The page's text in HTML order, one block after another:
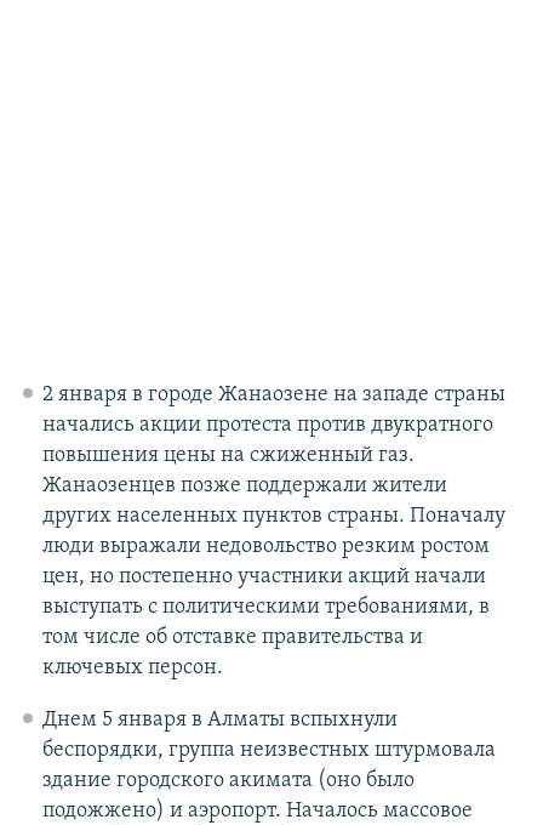
2 января в городе Жанаозене на западе страны
начались акции протеста против двукратного
повышения цены на сжиженный газ.
Жанаозенцев позже поддержали жители
других населенных пунктов страны. Поначалу
люди выражали недовольство резким ростом
цен, но постепенно участники акций начали
выступать с политическими требованиями, в
том числе об отставке правительства и
ключевых персон.
Днем 5 января в Алматы вспыхнули
беспорядки, группа неизвестных штурмовала
здание городского акимата (оно было
подожжено) и аэропорт. Началось массовое